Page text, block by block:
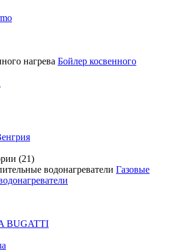
Бойлер косвенного
(21)
Газовые
BUGATTI